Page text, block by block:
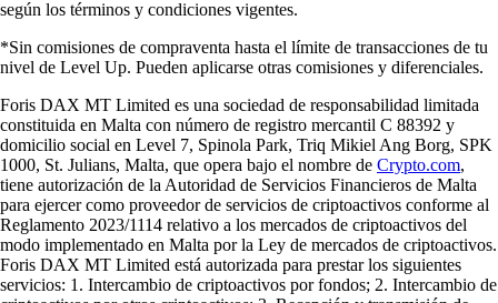
según los términos y condiciones vigentes.
*Sin comisiones de compraventa hasta el límite de transacciones de tu
nivel de Level Up. Pueden aplicarse otras comisiones y diferenciales.
Foris DAX MT Limited es una sociedad de responsabilidad limitada
constituida en Malta con número de registro mercantil C 88392 y
domicilio social en Level 7, Spinola Park, Triq Mikiel Ang Borg, SPK
1000, St. Julians, Malta, que opera bajo el nombre de Crypto.com,
tiene autorización de la Autoridad de Servicios Financieros de Malta
para ejercer como proveedor de servicios de criptoactivos conforme al
Reglamento 2023/1114 relativo a los mercados de criptoactivos del
modo implementado en Malta por la Ley de mercados de criptoactivos.
Foris DAX MT Limited está autorizada para prestar los siguientes
servicios: 1. Intercambio de criptoactivos por fondos; 2. Intercambio de